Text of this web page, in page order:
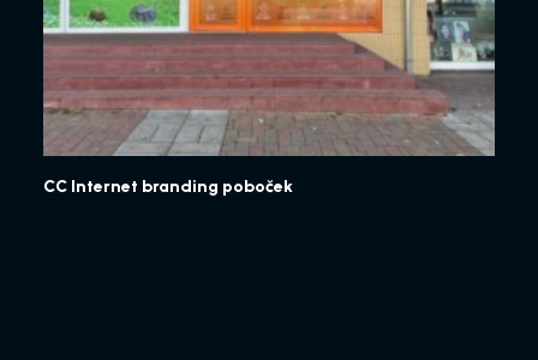
CC Internet branding poboček